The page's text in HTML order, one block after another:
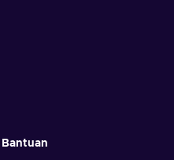
Bantuan